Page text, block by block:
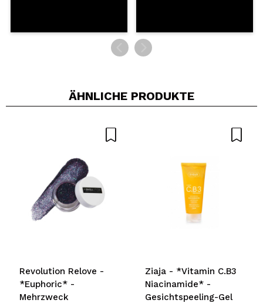
ÄHNLICHE PRODUKTE
Revolution Relove -
*Euphoric* -
Mehrzweck
Ziaja - *Vitamin C.B3
Niacinamide* -
Gesichtspeeling-Gel